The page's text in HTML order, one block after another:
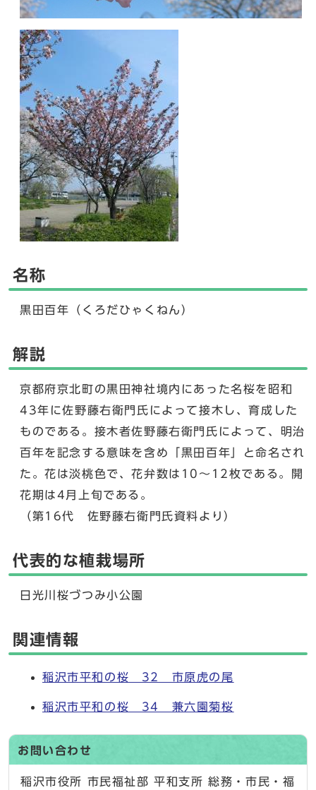
名称
黒田百年（くろだひゃくねん）
解説
京都府京北町の黒田神社境内にあった名桜を昭和
43年に佐野藤右衛門氏によって接木し、育成した
ものである。接木者佐野藤右衛門氏によって、明治
百年を記念する意味を含め「黒田百年」と命名され
た。花は淡桃色で、花弁数は10～12枚である。開
花期は4月上旬である。
（第16代 佐野藤右衛門氏資料より）
代表的な植栽場所
日光川桜づつみ小公園
関連情報
稲沢市平和の桜 32 市原虎の尾
稲沢市平和の桜 34 兼六園菊桜
お問い合わせ
稲沢市役所 市民福祉部 平和支所 総務・市民・福